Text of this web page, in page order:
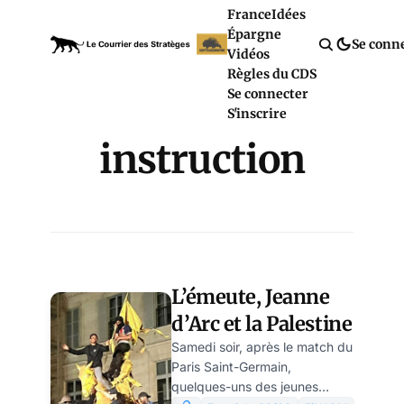
FranceIdées
Épargne
Vidéos
Règles du CDS
Se connecter
S'inscrire
Se
instruction
L’émeute, Jeanne
d’Arc et la Palestine
Samedi soir, après le match du
Paris Saint-Germain,
quelques-uns des jeunes